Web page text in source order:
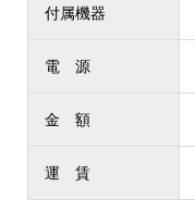
付属機器
電 源
金 額
運 賃